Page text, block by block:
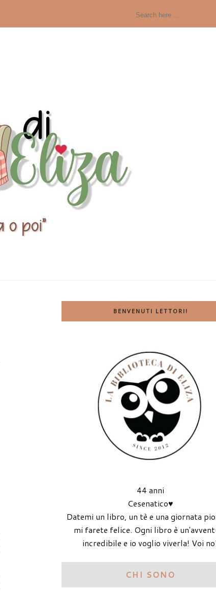
BENVENUTI LETTORI!
44 anni
Cesenatico♥
Datemi un libro, un tè e una giornata
mi farete felice. Ogni libro è
incredibile e io voglio viverla! Voi
CHI SONO